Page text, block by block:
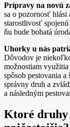
Prípravy na novú
sa o pozornosť hlási
starostlivosť
ňu bude bohatá
Uhorky u nás
Dôvodov je
možnostiam
spôsob pestovania
správny druh a
a následným
Ktoré druhy